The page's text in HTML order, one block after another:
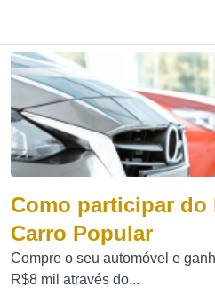
Como participar do
Carro Popular
Compre o seu automóvel e
R$8 mil através do...